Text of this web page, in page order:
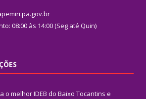
08:00 às 14:00 (Seg até Quin)
o melhor IDEB do Baixo Tocantins e